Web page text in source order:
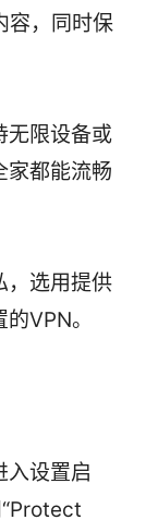
容，同时保
无限设备或
家都能流畅
，选用提供
VPN。
入设置启